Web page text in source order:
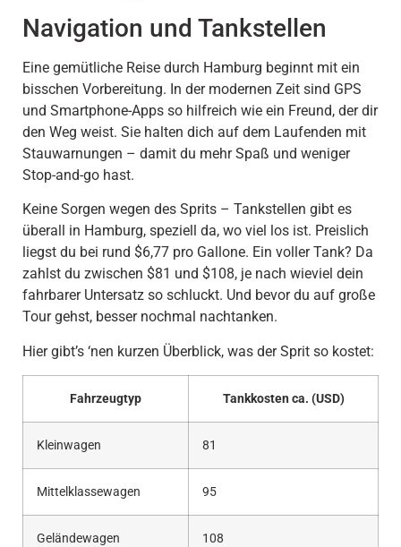
Navigation und Tankstellen
Eine gemütliche Reise durch Hamburg beginnt mit ein
bisschen Vorbereitung. In der modernen Zeit sind GPS
und Smartphone-Apps so hilfreich wie ein Freund, der dir
den Weg weist. Sie halten dich auf dem Laufenden mit
Stauwarnungen – damit du mehr Spaß und weniger
Stop-and-go hast.
Keine Sorgen wegen des Sprits – Tankstellen gibt es
überall in Hamburg, speziell da, wo viel los ist. Preislich
liegst du bei rund $6,77 pro Gallone. Ein voller Tank? Da
zahlst du zwischen $81 und $108, je nach wieviel dein
fahrbarer Untersatz so schluckt. Und bevor du auf große
Tour gehst, besser nochmal nachtanken.
Hier gibt’s ‘nen kurzen Überblick, was der Sprit so kostet:
Fahrzeugtyp Tankkosten ca. (USD)
Kleinwagen 81
Mittelklassewagen 95
Geländewagen 108